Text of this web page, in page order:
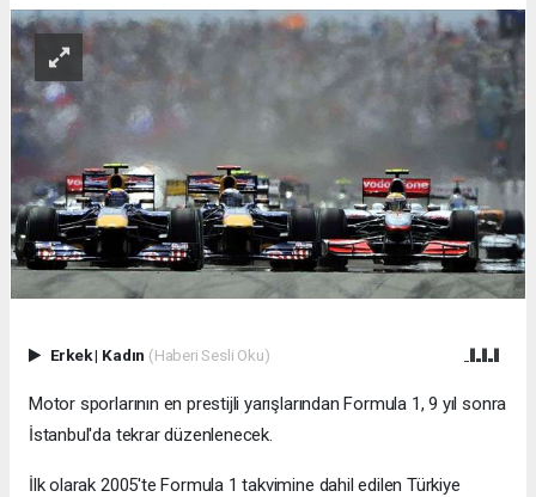
Erkek| Kadın (Haberi Sesli Oku)
Motor sporlarının en prestijli yarışlarından Formula 1, 9 yıl sonra
İstanbul'da tekrar düzenlenecek.
İlk olarak 2005'te Formula 1 takvimine dahil edilen Türkiye